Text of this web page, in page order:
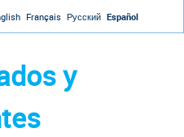
Français Русский Español
y